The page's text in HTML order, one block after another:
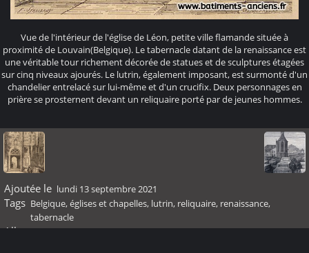
Vue de l'intérieur de l'église de Léon, petite ville flamande située à
proximité de Louvain(Belgique). Le tabernacle datant de la renaissance est
une véritable tour richement décorée de statues et de sculptures étagées
sur cinq niveaux ajourés. Le lutrin, également imposant, est surmonté d'un
chandelier entrelacé sur lui-même et d'un crucifix. Deux personnages en
prière se prosternent devant un reliquaire porté par de jeunes hommes.
Ajoutée le lundi 13 septembre 2021
Tags Belgique,églises et chapelles, lutrin, reliquaire, renaissance,
tabernacle
Albums Renaissance